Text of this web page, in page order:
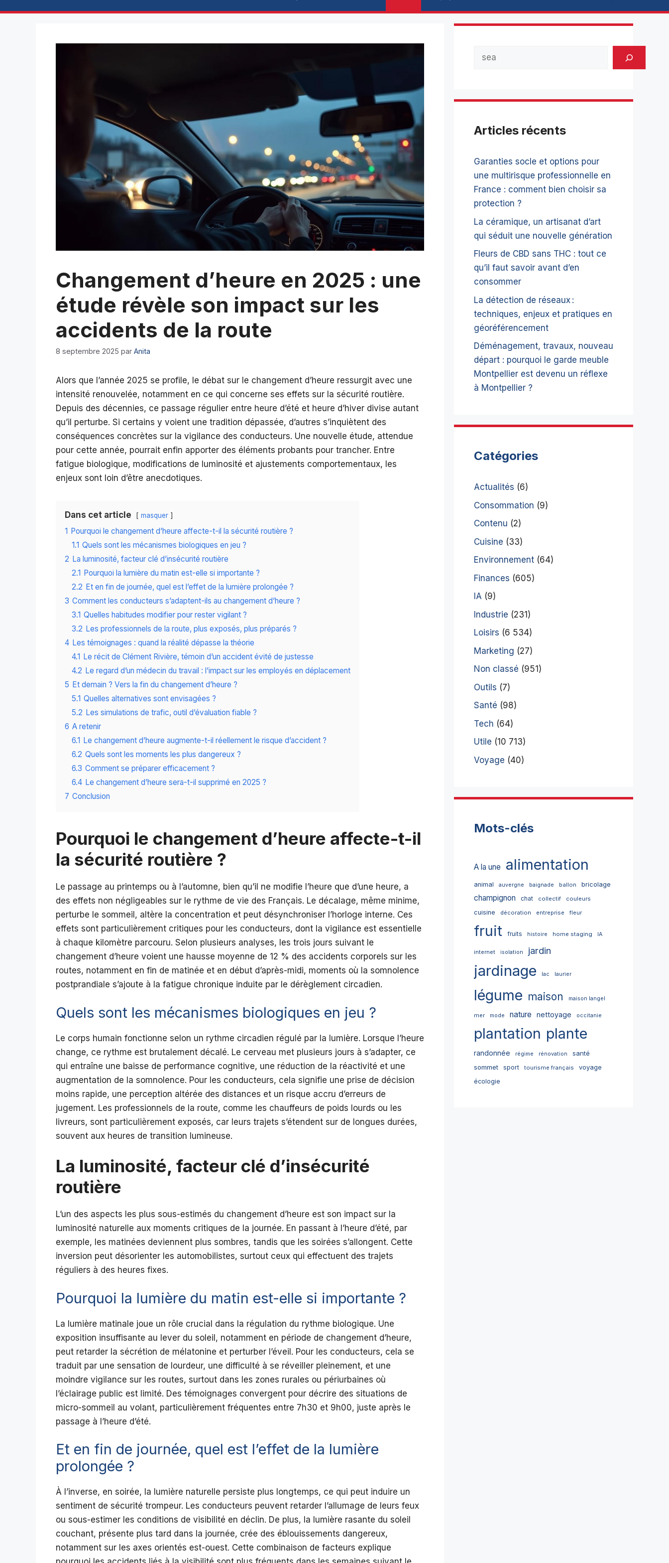
Changement d’heure en 2025 : une
étude révèle son impact sur les
accidents de la route
8 septembre 2025 par Anita
Alors que l’année 2025 se profile, le débat sur le changement d’heure ressurgit avec une
intensité renouvelée, notamment en ce qui concerne ses effets sur la sécurité routière.
Depuis des décennies, ce passage régulier entre heure d’été et heure d’hiver divise autant
qu’il perturbe. Si certains y voient une tradition dépassée, d’autres s’inquiètent des
conséquences concrètes sur la vigilance des conducteurs. Une nouvelle étude, attendue
pour cette année, pourrait enfin apporter des éléments probants pour trancher. Entre
fatigue biologique, modifications de luminosité et ajustements comportementaux, les
enjeux sont loin d’être anecdotiques.
Dans cet article masquer
1 Pourquoi le changement d’heure affecte-t-il la sécurité routière ?
1.1 Quels sont les mécanismes biologiques en jeu ?
2 La luminosité, facteur clé d’insécurité routière
2.1 Pourquoi la lumière du matin est-elle si importante ?
2.2 Et en fin de journée, quel est l’effet de la lumière prolongée ?
3 Comment les conducteurs s’adaptent-ils au changement d’heure ?
3.1 Quelles habitudes modifier pour rester vigilant ?
3.2 Les professionnels de la route, plus exposés, plus préparés ?
4 Les témoignages : quand la réalité dépasse la théorie
4.1 Le récit de Clément Rivière, témoin d’un accident évité de justesse
4.2 Le regard d’un médecin du travail : l’impact sur les employés en déplacement
5 Et demain ? Vers la fin du changement d’heure ?
5.1 Quelles alternatives sont envisagées ?
5.2 Les simulations de trafic, outil d’évaluation fiable ?
6 A retenir
6.1 Le changement d’heure augmente-t-il réellement le risque d’accident ?
6.2 Quels sont les moments les plus dangereux ?
6.3 Comment se préparer efficacement ?
6.4 Le changement d’heure sera-t-il supprimé en 2025 ?
7 Conclusion
Pourquoi le changement d’heure affecte-t-il
la sécurité routière ?
Le passage au printemps ou à l’automne, bien qu’il ne modifie l’heure que d’une heure, a
des effets non négligeables sur le rythme de vie des Français. Le décalage, même minime,
perturbe le sommeil, altère la concentration et peut désynchroniser l’horloge interne. Ces
effets sont particulièrement critiques pour les conducteurs, dont la vigilance est essentielle
à chaque kilomètre parcouru. Selon plusieurs analyses, les trois jours suivant le
changement d’heure voient une hausse moyenne de 12 % des accidents corporels sur les
routes, notamment en fin de matinée et en début d’après-midi, moments où la somnolence
postprandiale s’ajoute à la fatigue chronique induite par le dérèglement circadien.
Quels sont les mécanismes biologiques en jeu ?
Le corps humain fonctionne selon un rythme circadien régulé par la lumière. Lorsque l’heure
change, ce rythme est brutalement décalé. Le cerveau met plusieurs jours à s’adapter, ce
qui entraîne une baisse de performance cognitive, une réduction de la réactivité et une
augmentation de la somnolence. Pour les conducteurs, cela signifie une prise de décision
moins rapide, une perception altérée des distances et un risque accru d’erreurs de
jugement. Les professionnels de la route, comme les chauffeurs de poids lourds ou les
livreurs, sont particulièrement exposés, car leurs trajets s’étendent sur de longues durées,
souvent aux heures de transition lumineuse.
La luminosité, facteur clé d’insécurité
routière
L’un des aspects les plus sous-estimés du changement d’heure est son impact sur la
luminosité naturelle aux moments critiques de la journée. En passant à l’heure d’été, par
exemple, les matinées deviennent plus sombres, tandis que les soirées s’allongent. Cette
inversion peut désorienter les automobilistes, surtout ceux qui effectuent des trajets
réguliers à des heures fixes.
Pourquoi la lumière du matin est-elle si importante ?
La lumière matinale joue un rôle crucial dans la régulation du rythme biologique. Une
exposition insuffisante au lever du soleil, notamment en période de changement d’heure,
peut retarder la sécrétion de mélatonine et perturber l’éveil. Pour les conducteurs, cela se
traduit par une sensation de lourdeur, une difficulté à se réveiller pleinement, et une
moindre vigilance sur les routes, surtout dans les zones rurales ou périurbaines où
l’éclairage public est limité. Des témoignages convergent pour décrire des situations de
micro-sommeil au volant, particulièrement fréquentes entre 7h30 et 9h00, juste après le
passage à l’heure d’été.
Et en fin de journée, quel est l’effet de la lumière
prolongée ?
À l’inverse, en soirée, la lumière naturelle persiste plus longtemps, ce qui peut induire un
sentiment de sécurité trompeur. Les conducteurs peuvent retarder l’allumage de leurs feux
ou sous-estimer les conditions de visibilité en déclin. De plus, la lumière rasante du soleil
couchant, présente plus tard dans la journée, crée des éblouissements dangereux,
notamment sur les axes orientés est-ouest. Cette combinaison de facteurs explique
Articles récents
Garanties socle et options pour
une multirisque professionnelle en
France : comment bien choisir sa
protection ?
La céramique, un artisanat d’art
qui séduit une nouvelle génération
Fleurs de CBD sans THC : tout ce
qu’il faut savoir avant d’en
consommer
La détection de réseaux :
techniques, enjeux et pratiques en
géoréférencement
Déménagement, travaux, nouveau
départ : pourquoi le garde meuble
Montpellier est devenu un réflexe
à Montpellier ?
Catégories
Actualités (6)
Consommation (9)
Contenu (2)
Cuisine (33)
Environnement (64)
Finances (605)
IA (9)
Industrie (231)
Loisirs (6 534)
Marketing (27)
Non classé (951)
Outils (7)
Santé (98)
Tech (64)
Utile (10 713)
Voyage (40)
Mots-clés
A la une alimentation
animal auvergne baignade ballon bricolage
champignon chat collectif couleurs
cuisine décoration entreprise fleur
fruit fruits histoire home staging IA
internet isolation jardin
jardinage lac laurier
légume maison maison langel
mer mode nature nettoyage occitanie
plantation plante
randonnée régime rénovation
santé
sommet
sport tourisme français
voyage
écologie